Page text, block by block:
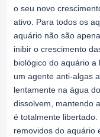
o seu novo
ativo. Para todos os
aquário não são
inibir o crescimento
biológico do aquário a
um agente anti-algas
lentamente na água
dissolvem, mantendo
é totalmente
removidos do aquário